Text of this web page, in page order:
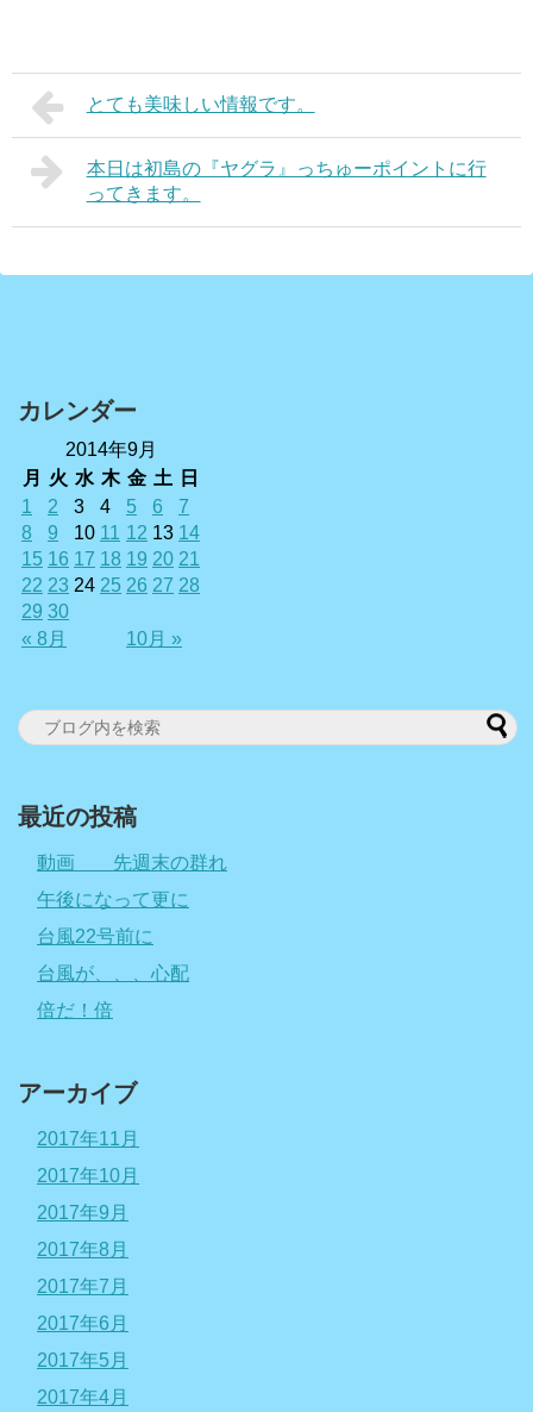
とても美味しい情報です。
本日は初島の『ヤグラ』っちゅーポイントに行
ってきます。
カレンダー
2014年9月
月
火 水 木 金 土 日
« 8月 10月 »
1 2 3 4 5 6
7
8
9 10 11 12 13 14
15 16 17 18 19 20 21
22 23 24 25 26 27 28
29 30
最近の投稿
動画 先週末の群れ
午後になって更に
台風22号前に
台風が、、、心配
倍だ！倍
アーカイブ
2017年11月
2017年10月
2017年9月
2017年8月
2017年7月
2017年6月
2017年5月
2017年4月